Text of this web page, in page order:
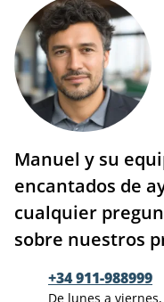
Manuel y su
encantados de
cualquier
sobre nuestros
+34 911-988999
De lunes a